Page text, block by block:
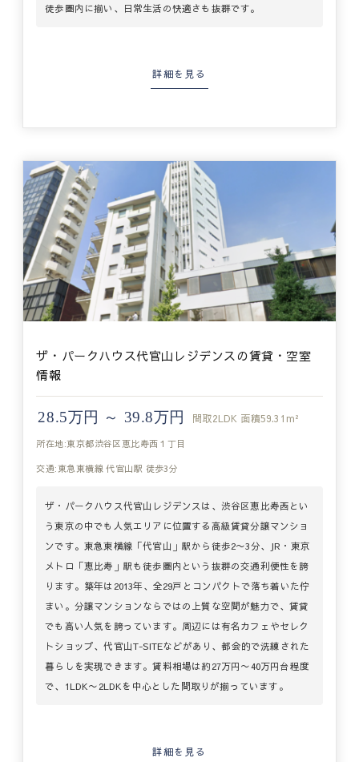
徒歩圏内に揃い、日常生活の快適さも抜群です。
詳細を見る
ザ・パークハウス代官山レジデンスの賃貸・空室
情報
28.5万円 ～ 39.8万円 間取2LDK 面積59.31m²
所在地:東京都渋谷区恵比寿西１丁目
交通:東急東横線 代官山駅 徒歩3分
ザ・パークハウス代官山レジデンスは、渋谷区恵比寿西とい
う東京の中でも人気エリアに位置する高級賃貸分譲マンショ
ンです。東急東横線「代官山」駅から徒歩2〜3分、JR・東京
メトロ「恵比寿」駅も徒歩圏内という抜群の交通利便性を誇
ります。築年は2013年、全29戸とコンパクトで落ち着いた佇
まい。分譲マンションならではの上質な空間が魅力で、賃貸
でも高い人気を誇っています。周辺には有名カフェやセレク
トショップ、代官山T-SITEなどがあり、都会的で洗練された
暮らしを実現できます。賃料相場は約27万円〜40万円台程度
で、1LDK〜2LDKを中心とした間取りが揃っています。
詳細を見る